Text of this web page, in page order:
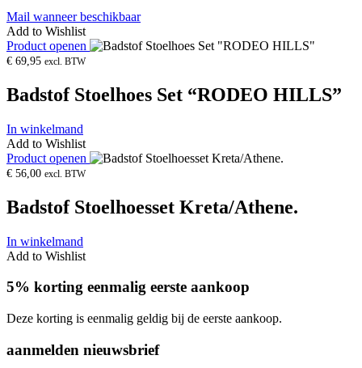
Mail wanneer beschikbaar
Add to Wishlist
Product openen
€ 69,95 excl. BTW
Badstof Stoelhoes Set “RODEO HILLS”
In winkelmand
Add to Wishlist
Product openen
€ 56,00 excl. BTW
Badstof Stoelhoesset Kreta/Athene.
In winkelmand
Add to Wishlist
5% korting eenmalig eerste aankoop
Deze korting is eenmalig geldig bij de eerste aankoop.
aanmelden nieuwsbrief